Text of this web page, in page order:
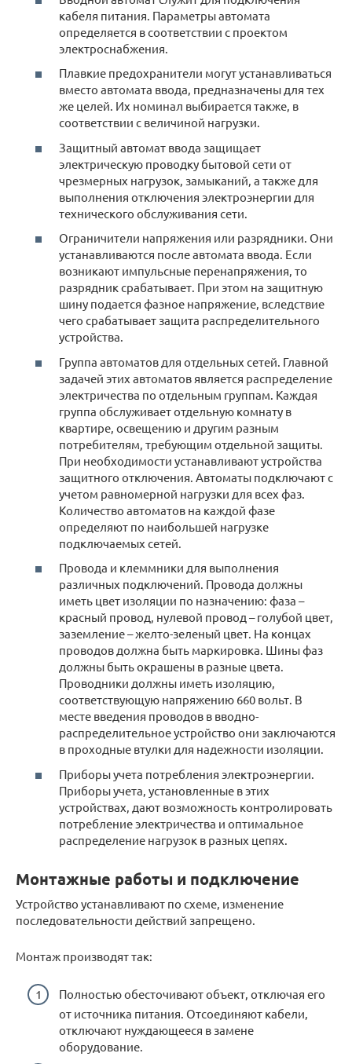
кабеля питания. Параметры автомата
определяется в соответствии с проектом
электроснабжения.
Плавкие предохранители могут устанавливаться
вместо автомата ввода, предназначены для тех
же целей. Их номинал выбирается также, в
соответствии с величиной нагрузки.
Защитный автомат ввода защищает
электрическую проводку бытовой сети от
чрезмерных нагрузок, замыканий, а также для
выполнения отключения электроэнергии для
технического обслуживания сети.
Ограничители напряжения или разрядники. Они
устанавливаются после автомата ввода. Если
возникают импульсные перенапряжения, то
разрядник срабатывает. При этом на защитную
шину подается фазное напряжение, вследствие
чего срабатывает защита распределительного
устройства.
Группа автоматов для отдельных сетей. Главной
задачей этих автоматов является распределение
электричества по отдельным группам. Каждая
группа обслуживает отдельную комнату в
квартире, освещению и другим разным
потребителям, требующим отдельной защиты.
При необходимости устанавливают устройства
защитного отключения. Автоматы подключают с
учетом равномерной нагрузки для всех фаз.
Количество автоматов на каждой фазе
определяют по наибольшей нагрузке
подключаемых сетей.
Провода и клеммники для выполнения
различных подключений. Провода должны
иметь цвет изоляции по назначению: фаза –
красный провод, нулевой провод – голубой цвет,
заземление – желто-зеленый цвет. На концах
проводов должна быть маркировка. Шины фаз
должны быть окрашены в разные цвета.
Проводники должны иметь изоляцию,
соответствующую напряжению 660 вольт. В
месте введения проводов в вводно-
распределительное устройство они заключаются
в проходные втулки для надежности изоляции.
Приборы учета потребления электроэнергии.
Приборы учета, установленные в этих
устройствах, дают возможность контролировать
потребление электричества и оптимальное
распределение нагрузок в разных цепях.
Монтажные работы и подключение
Устройство устанавливают по схеме, изменение
последовательности действий запрещено.
Монтаж производят так:
Полностью обесточивают объект, отключая его
от источника питания. Отсоединяют кабели,
отключают нуждающееся в замене
оборудование.